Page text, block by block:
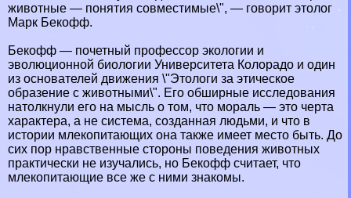
животные — понятия совместимые\", — говорит этолог
Марк Бекофф.
Бекофф — почетный профессор экологии и
эволюционной биологии Университета Колорадо и один
из основателей движения \"Этологи за этическое
образение с животными\". Его обширные исследования
натолкнули его на мысль о том, что мораль — это черта
хаpaктера, а не система, созданная людьми, и что в
истории млекопитающих она также имеет место быть. До
сих пор нравственные стороны поведения животных
пpaктически не изучались, но Бекофф считает, что
млекопитающие все же с ними знакомы.